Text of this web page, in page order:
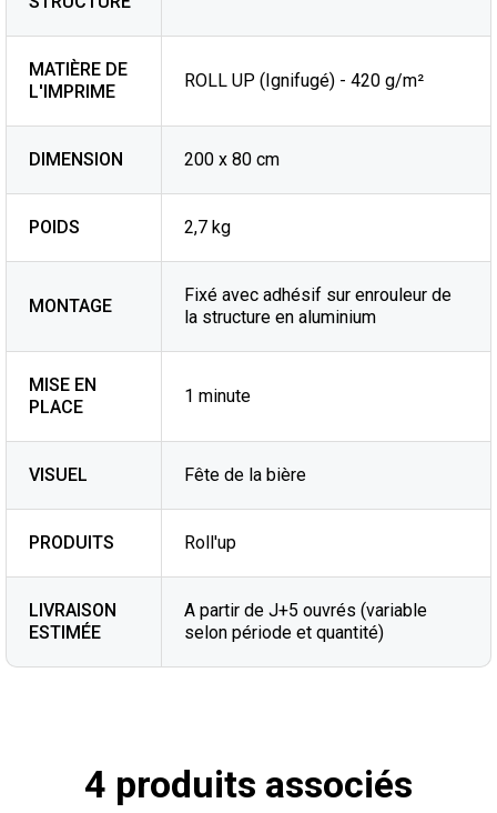
MATIÈRE DE
L'IMPRIME
ROLL UP (Ignifugé) - 420 g/m²
DIMENSION 200 x 80 cm
POIDS 2,7 kg
MONTAGE
Fixé avec adhésif sur enrouleur de
la structure en aluminium
MISE EN
PLACE
1 minute
VISUEL Fête de la bière
PRODUITS Roll'up
LIVRAISON
ESTIMÉE
A partir de J+5 ouvrés (variable
selon période et quantité)
4 produits associés